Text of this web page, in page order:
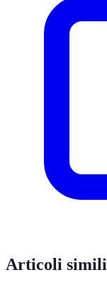
Articoli simili